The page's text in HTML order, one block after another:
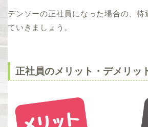
デンソーの正社員になった場合の、待
ていきましょう。
正社員のメリット・デメリッ